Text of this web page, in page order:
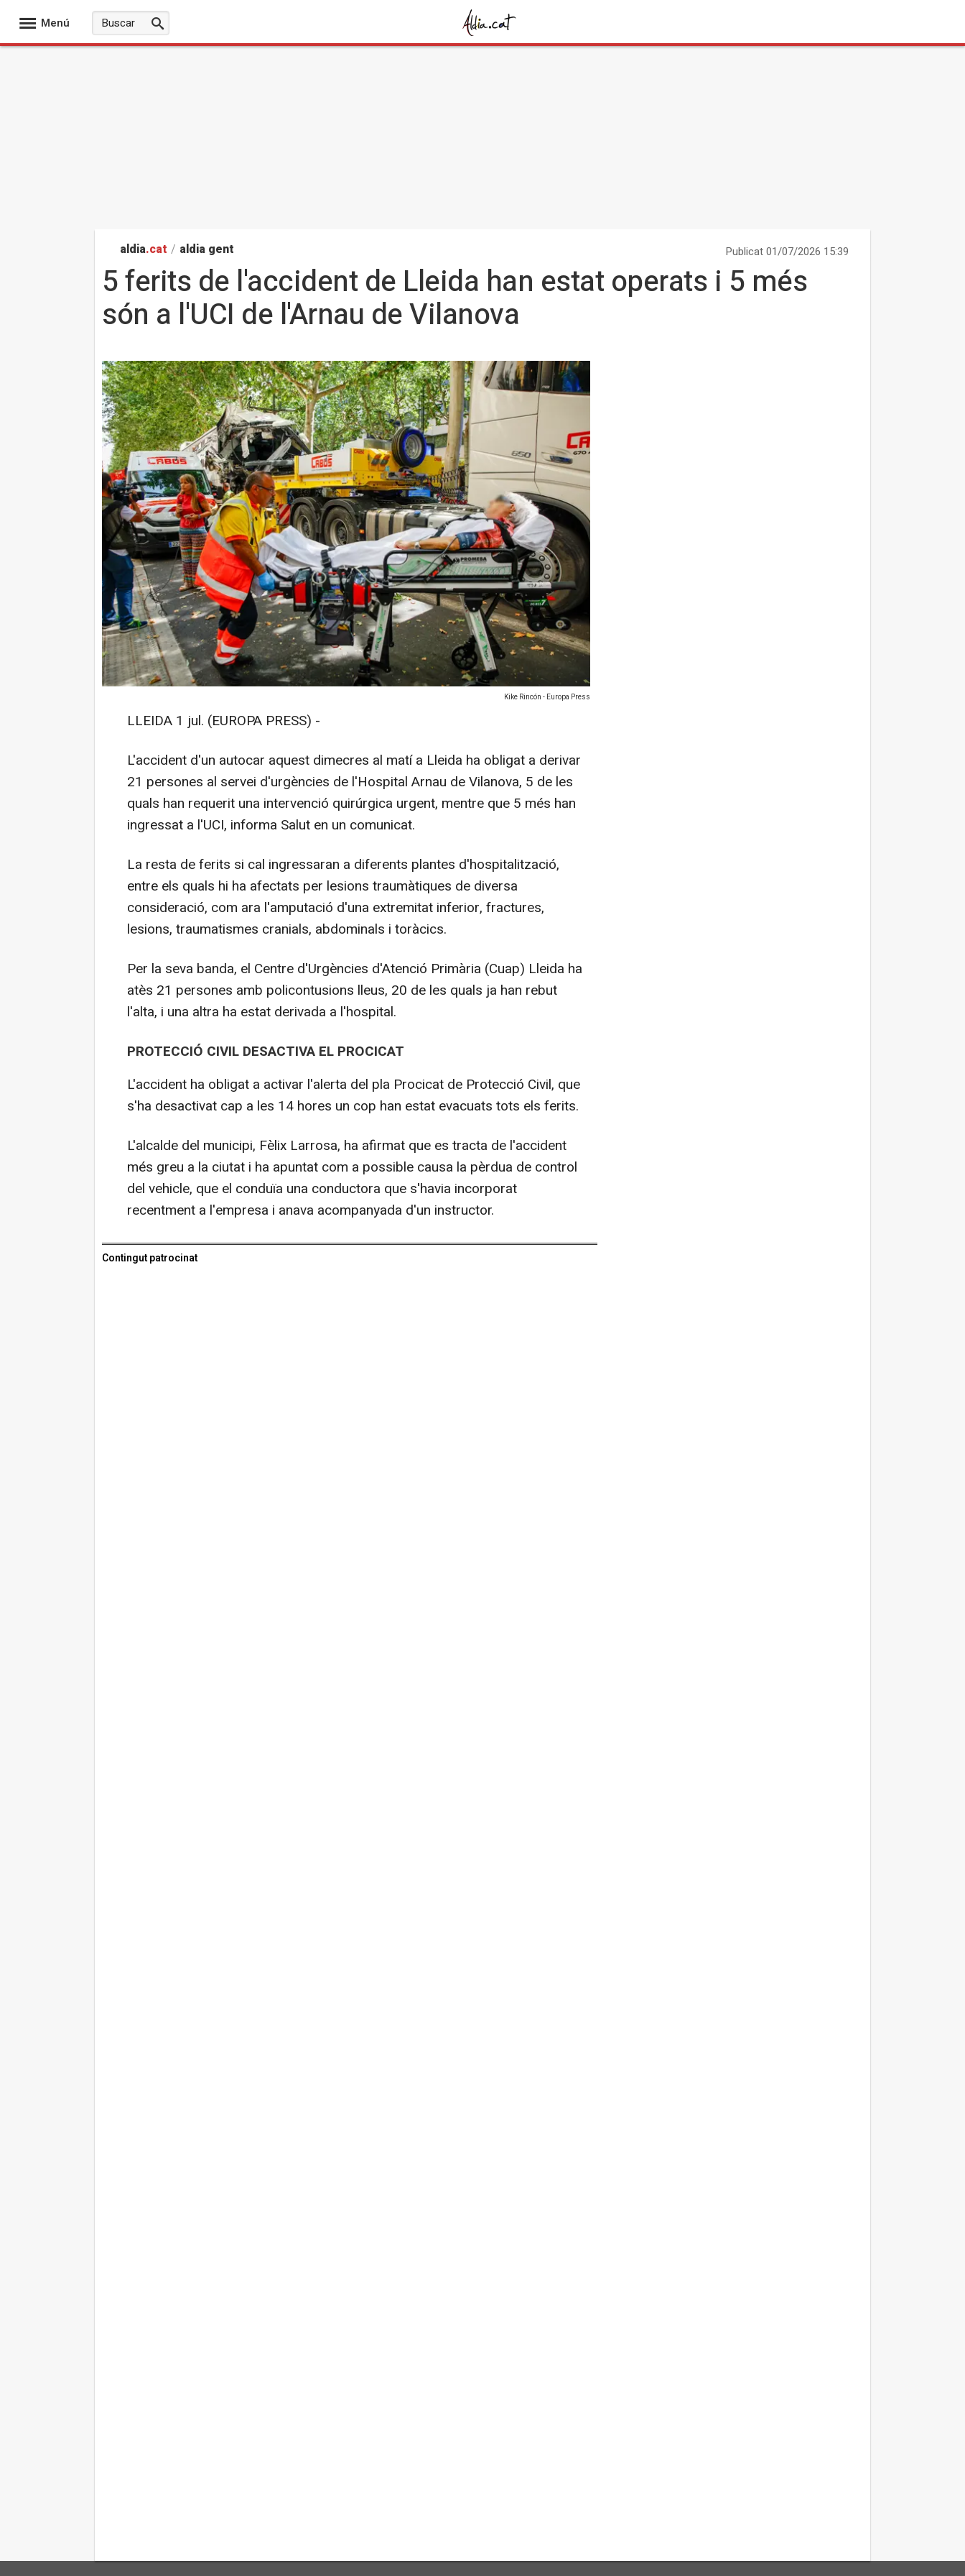
Menú
aldia.cat / aldia gent Publicat 01/07/2026 15:39
5 ferits de l'accident de Lleida han estat operats i 5 més
són a l'UCI de l'Arnau de Vilanova
Kike Rincón - Europa Press
LLEIDA 1 jul. (EUROPA PRESS) -
L'accident d'un autocar aquest dimecres al matí a Lleida ha obligat a derivar
21 persones al servei d'urgències de l'Hospital Arnau de Vilanova, 5 de les
quals han requerit una intervenció quirúrgica urgent, mentre que 5 més han
ingressat a l'UCI, informa Salut en un comunicat.
La resta de ferits si cal ingressaran a diferents plantes d'hospitalització,
entre els quals hi ha afectats per lesions traumàtiques de diversa
consideració, com ara l'amputació d'una extremitat inferior, fractures,
lesions, traumatismes cranials, abdominals i toràcics.
Per la seva banda, el Centre d'Urgències d'Atenció Primària (Cuap) Lleida ha
atès 21 persones amb policontusions lleus, 20 de les quals ja han rebut
l'alta, i una altra ha estat derivada a l'hospital.
PROTECCIÓ CIVIL DESACTIVA EL PROCICAT
L'accident ha obligat a activar l'alerta del pla Procicat de Protecció Civil, que
s'ha desactivat cap a les 14 hores un cop han estat evacuats tots els ferits.
L'alcalde del municipi, Fèlix Larrosa, ha afirmat que es tracta de l'accident
més greu a la ciutat i ha apuntat com a possible causa la pèrdua de control
del vehicle, que el conduïa una conductora que s'havia incorporat
recentment a l'empresa i anava acompanyada d'un instructor.
Contingut patrocinat